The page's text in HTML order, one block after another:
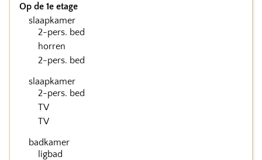
Op de 1e etage
slaapkamer
2-pers. bed
horren
2-pers. bed
slaapkamer
2-pers. bed
TV
TV
badkamer
ligbad